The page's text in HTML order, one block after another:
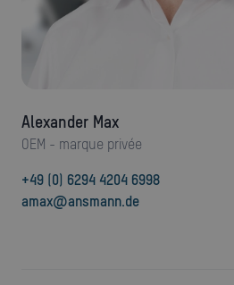
Alexander Max
OEM - marque privée
+49 (0) 6294 4204 6998
amax@ansmann.de